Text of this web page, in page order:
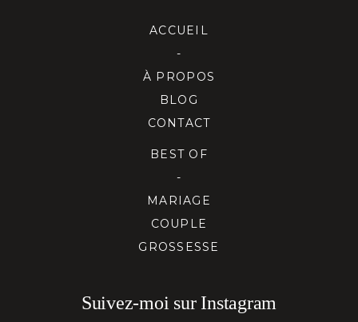
ACCUEIL
-
À PROPOS
BLOG
CONTACT
BEST OF
-
MARIAGE
COUPLE
GROSSESSE
Suivez-moi sur Instagram